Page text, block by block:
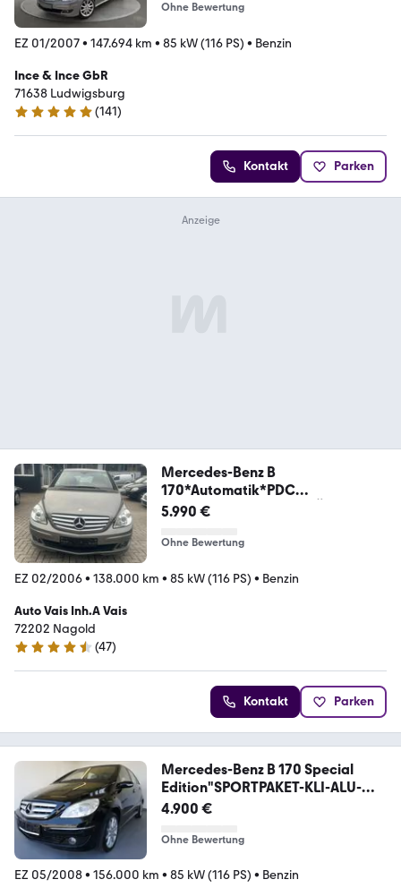
Ohne Bewertung
EZ 01/2007• 147.694 km • 85 kW (116 PS) • Benzin
Ince & Ince GbR
71638 Ludwigsburg
5 Sterne
(141)
Kontakt Parken
Mercedes-Benz B
170*Automatik*PDC
V+H*AHK*PANO*SHZ*TÜV NEU
5.990 €
Ohne Bewertung
EZ 02/2006• 138.000 km • 85 kW (116 PS) • Benzin
Auto Vais Inh.A Vais
72202 Nagold
4.5 Sterne
(47)
Kontakt Parken
Mercedes-Benz B 170 Special
Edition"SPORTPAKET-KLI-ALU-
SHZ-AHG
4.900 €
Ohne Bewertung
EZ 05/2008• 156.000 km • 85 kW (116 PS) • Benzin